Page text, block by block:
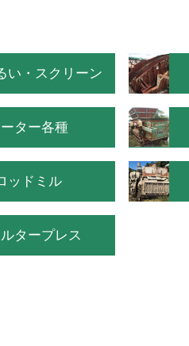
い・スクリーン
ター各種
ッドミル
タープレス